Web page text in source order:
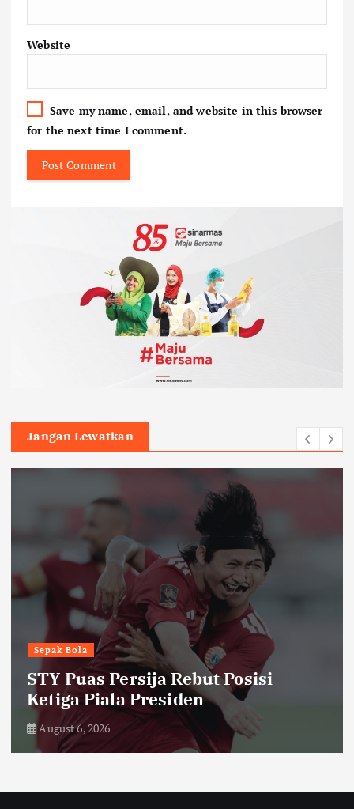
Website
Save my name, email, and website in this browser
for the next time I comment.
Jangan Lewatkan
Headline Humaniora
Kepala SPPG Jayapura Resmi
Dicopot usai Insiden Keracunan
Menu MBG
August 6, 2026